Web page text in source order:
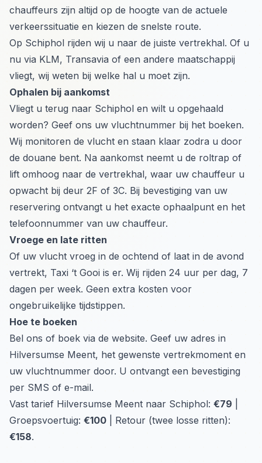
chauffeurs zijn altijd op de hoogte van de actuele
verkeerssituatie en kiezen de snelste route.
Op Schiphol rijden wij u naar de juiste vertrekhal. Of u
nu via KLM, Transavia of een andere maatschappij
vliegt, wij weten bij welke hal u moet zijn.
Ophalen bij aankomst
Vliegt u terug naar Schiphol en wilt u opgehaald
worden? Geef ons uw vluchtnummer bij het boeken.
Wij monitoren de vlucht en staan klaar zodra u door
de douane bent. Na aankomst neemt u de roltrap of
lift omhoog naar de vertrekhal, waar uw chauffeur u
opwacht bij deur 2F of 3C. Bij bevestiging van uw
reservering ontvangt u het exacte ophaalpunt en het
telefoonnummer van uw chauffeur.
Vroege en late ritten
Of uw vlucht vroeg in de ochtend of laat in de avond
vertrekt, Taxi ‘t Gooi is er. Wij rijden 24 uur per dag, 7
dagen per week. Geen extra kosten voor
ongebruikelijke tijdstippen.
Hoe te boeken
Bel ons of boek via de website. Geef uw adres in
Hilversumse Meent, het gewenste vertrekmoment en
uw vluchtnummer door. U ontvangt een bevestiging
per SMS of e-mail.
Vast tarief Hilversumse Meent naar Schiphol: €79
Groepsvoertuig: €100 | Retour (twee losse ritten):
€158.